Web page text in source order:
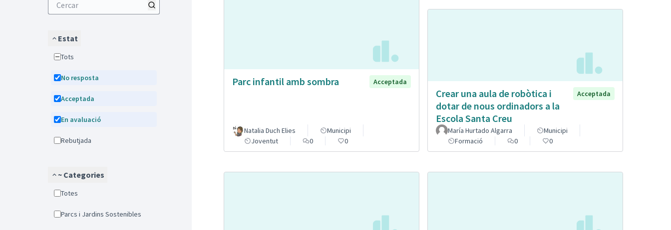
Estat
Tots
No resposta
Acceptada
En avaluació
Rebutjada
~ Categories
Totes
Parcs i Jardins Sostenibles
Parc infantil amb sombra Acceptada
Natalia Duch Elies
Municipi
Joventut
0 0
Crear una aula de robòtica i
dotar de nous ordinadors a la
Escola Santa Creu
Acceptada
María Hurtado Algarra
Municipi
Formació
0 0